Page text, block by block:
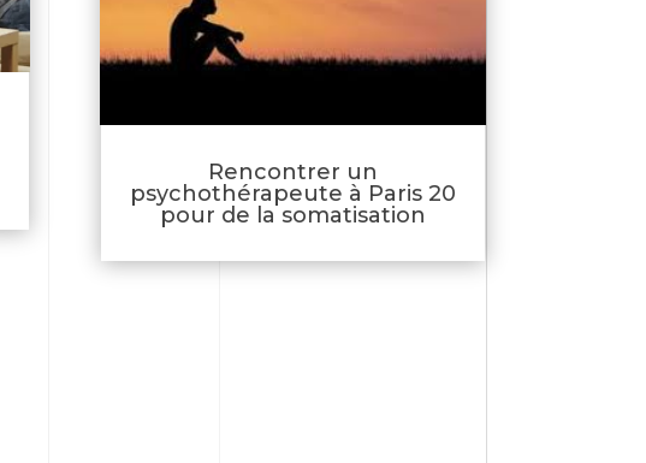
Rencontrer un
psychothérapeute à Paris 20
pour de la somatisation